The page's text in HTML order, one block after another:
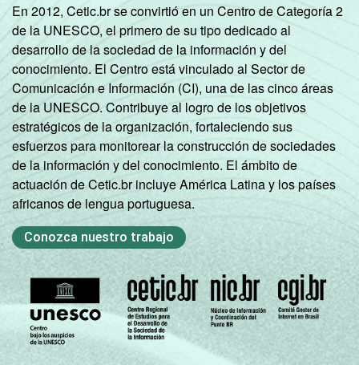
En 2012, Cetic.br se convirtió en un Centro de Categoría 2
de la UNESCO, el primero de su tipo dedicado al
desarrollo de la sociedad de la información y del
conocimiento. El Centro está vinculado al Sector de
Comunicación e Información (CI), una de las cinco áreas
de la UNESCO. Contribuye al logro de los objetivos
estratégicos de la organización, fortaleciendo sus
esfuerzos para monitorear la construcción de sociedades
de la información y del conocimiento. El ámbito de
actuación de Cetic.br incluye América Latina y los países
africanos de lengua portuguesa.
Conozca nuestro trabajo